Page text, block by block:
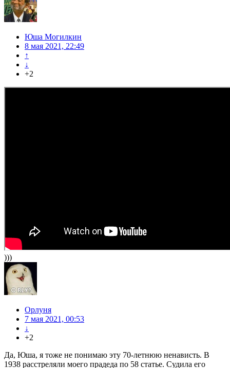
Юша Могилкин
8 мая 2021, 22:49
↑
↓
+2
)))
Орлуня
7 мая 2021, 00:53
↓
+2
Да, Юша, я тоже не понимаю эту 70-летнюю ненависть. В
1938 расстреляли моего прадеда по 58 статье. Судила его